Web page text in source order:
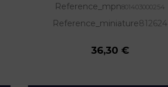
Reference_mpn801403000254
Reference_miniature812624
36,30 €